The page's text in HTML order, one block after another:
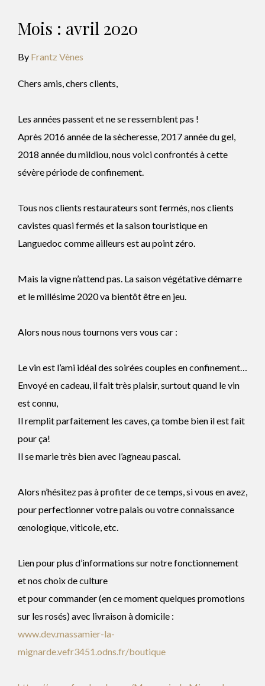
Mois : avril 2020
By Frantz Vènes
Chers amis, chers clients,
Les années passent et ne se ressemblent pas !
Après 2016 année de la sècheresse, 2017 année du gel,
2018 année du mildiou, nous voici confrontés à cette
sévère période de confinement.
Tous nos clients restaurateurs sont fermés, nos clients
cavistes quasi fermés et la saison touristique en
Languedoc comme ailleurs est au point zéro.
Mais la vigne n’attend pas. La saison végétative démarre
et le millésime 2020 va bientôt être en jeu.
Alors nous nous tournons vers vous car :
Le vin est l’ami idéal des soirées couples en confinement…
Envoyé en cadeau, il fait très plaisir, surtout quand le vin
est connu,
Il remplit parfaitement les caves, ça tombe bien il est fait
pour ça!
Il se marie très bien avec l’agneau pascal.
Alors n’hésitez pas à profiter de ce temps, si vous en avez,
pour perfectionner votre palais ou votre connaissance
œnologique, viticole, etc.
Lien pour plus d’informations sur notre fonctionnement
et nos choix de culture
et pour commander (en ce moment quelques promotions
sur les rosés) avec livraison à domicile :
www.dev.massamier-la-
mignarde.vefr3451.odns.fr/boutique